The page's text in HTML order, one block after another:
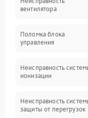
Механические
Сеть
вентилятора
Поломка блока
управления
Неисправность
ионизации
Неисправность
защиты от перегрузок